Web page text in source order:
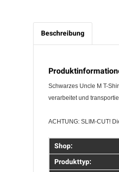
Beschreibung
Schwarzes Uncle M T-
verarbeitet und
ACHTUNG: SLIM-CUT!
Shop:
Produkttyp: